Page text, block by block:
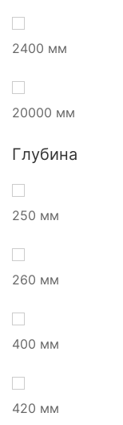
2400 мм
20000 мм
Глубина
250 мм
260 мм
400 мм
420 мм